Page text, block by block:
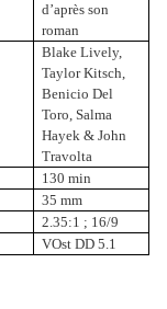
d’après son
roman
Blake Lively,
Taylor Kitsch,
Benicio Del
Toro, Salma
Hayek & John
Travolta
130 min
35 mm
2.35:1 ; 16/9
VOst DD 5.1